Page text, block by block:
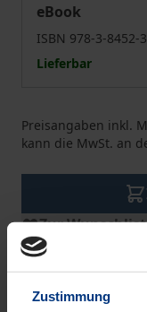
Zustimmung
eBook
ISBN 978-3-8452-
Lieferbar
Preisangaben inkl.
kann die MwSt. an
Zur
Hinweise zu